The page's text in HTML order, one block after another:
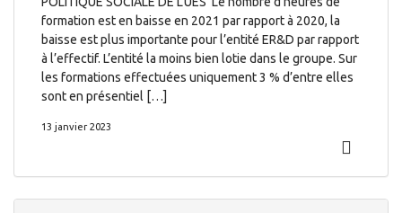
formation est en baisse en 2021 par rapport à 2020, la
baisse est plus importante pour l’entité ER&D par rapport
à l’effectif. L’entité la moins bien lotie dans le groupe. Sur
les formations effectuées uniquement 3 % d’entre elles
sont en présentiel […]
13 janvier 2023